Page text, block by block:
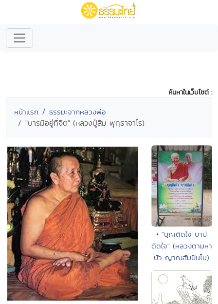
ค้นหาในเว็บไซต์ :
หน้าแรก ธรรมะจากหลวงพ่อ
"บารมีอยู่ที่จิต" (หลวงปู่สิม พุทฺธาจาโร)
• "บุญติดใจ บาป
ติดใจ" (หลวงตามหา
บัว ญาณสัมปันโน)